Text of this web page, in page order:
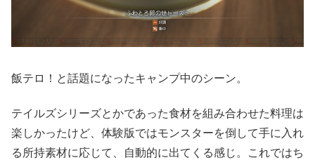
飯テロ！と話題になったキャンプ中のシーン。
テイルズシリーズとかであった食材を組み合わせた料理は
楽しかったけど、体験版ではモンスターを倒して手に入れ
る所持素材に応じて、自動的に出てくる感じ。これではち